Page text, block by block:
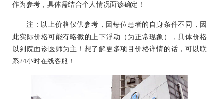
作为参考，具体需结合个人情况面诊确定！
注：以上价格仅供参考，因每位患者的自身条件不同，因
此实际价格可能有略微的上下浮动（为正常现象），具体价格
以到院面诊医师为主！想了解更多项目价格详情的话，可以联
系24小时在线客服！